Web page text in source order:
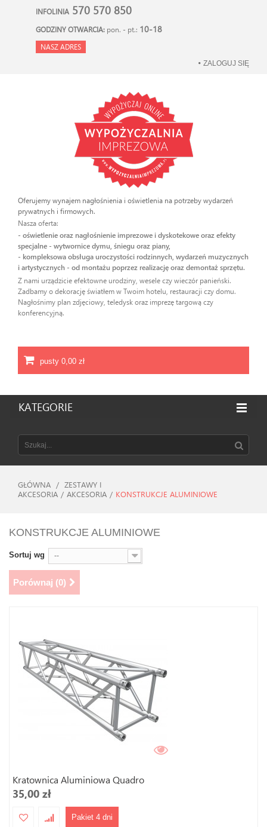
INFOLINIA 570 570 850
GODZINY OTWARCIA: pon. - pt.: 10-18
NASZ ADRES
ZALOGUJ SIĘ
Oferujemy wynajem nagłośnienia i oświetlenia na potrzeby wydarzeń
prywatnych i firmowych.
Nasza oferta:
- oświetlenie oraz nagłośnienie imprezowe i dyskotekowe oraz efekty
specjalne - wytwornice dymu, śniegu oraz piany,
- kompleksowa obsługa uroczystości rodzinnych, wydarzeń muzycznych
i artystycznych - od montażu poprzez realizację oraz demontaż sprzętu.
Z nami urządzicie efektowne urodziny, wesele czy wieczór panieński.
Zadbamy o dekorację światłem w Twoim hotelu, restauracji czy domu.
Nagłośnimy plan zdjęciowy, teledysk oraz imprezę targową czy
konferencyjną.
pusty 0,00 zł
KATEGORIE
GŁÓWNA / ZESTAWY I
AKCESORIA / AKCESORIA / KONSTRUKCJE ALUMINIOWE
KONSTRUKCJE ALUMINIOWE
Sortuj wg --
Porównaj (0)
Kratownica Aluminiowa Quadro
35,00 zł
Pakiet 4 dni